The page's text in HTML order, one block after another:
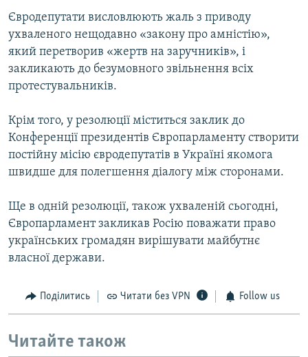
Євродепутати висловлюють жаль з приводу
ухваленого нещодавно «закону про амністію»,
який перетворив «жертв на заручників», і
закликають до безумовного звільнення всіх
протестувальників.
Крім того, у резолюції міститься заклик до
Конференції президентів Європарламенту створити
постійну місію євродепутатів в Україні якомога
швидше для полегшення діалогу між сторонами.
Ще в одній резолюції, також ухваленій сьогодні,
Європарламент закликав Росію поважати право
українських громадян вирішувати майбутнє
власної держави.
Поділитись Читати без VPN Follow us
Читайте також